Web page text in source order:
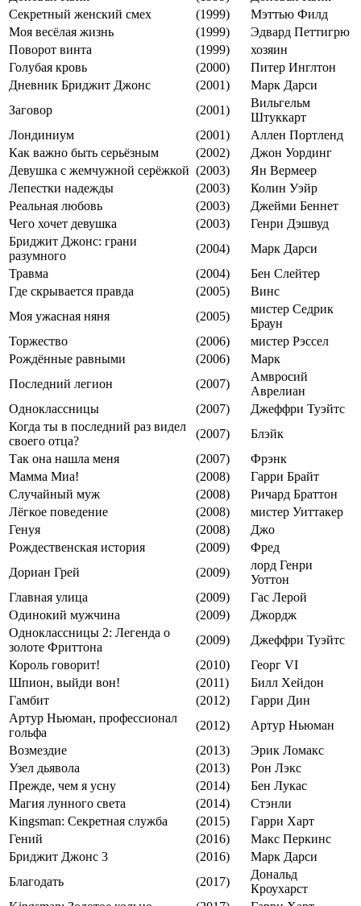
Секретный женский смех
(1999)
Мэттью Филд
Моя весёлая жизнь
(1999)
Эдвард Петтигрю
Поворот винта
(1999)
хозяин
Голубая кровь
(2000)
Питер Инглтон
Дневник Бриджит Джонс
(2001)
Марк Дарси
Заговор
(2001)
Вильгельм
Штуккарт
Лондиниум
(2001)
Аллен Портленд
Как важно быть серьёзным
(2002)
Джон Уординг
Девушка с жемчужной серёжкой (2003)
Ян Вермеер
Лепестки надежды
(2003)
Колин Уэйр
Реальная любовь
(2003)
Джейми Беннет
Чего хочет девушка
(2003)
Генри Дэшвуд
Бриджит Джонс: грани
разумного
(2004)
Марк Дарси
Травма
(2004)
Бен Слейтер
Где скрывается правда
(2005)
Винс
Моя ужасная няня
(2005)
мистер Седрик
Браун
Торжество
(2006)
мистер Рэссел
Рождённые равными
(2006)
Марк
Последний легион
(2007)
Амвросий
Аврелиан
Одноклассницы
(2007)
Джеффри Туэйтс
Когда ты в последний раз видел
своего отца?
(2007)
Блэйк
Так она нашла меня
(2007)
Фрэнк
Мамма Миа!
(2008)
Гарри Брайт
Случайный муж
(2008)
Ричард Браттон
Лёгкое поведение
(2008)
мистер Уиттакер
Генуя
(2008)
Джо
Рождественская история
(2009)
Фред
Дориан Грей
(2009)
лорд Генри
Уоттон
Главная улица
(2009)
Гас Лерой
Одинокий мужчина
(2009)
Джордж
Одноклассницы 2: Легенда о
золоте Фриттона
(2009)
Джеффри Туэйтс
Король говорит!
(2010)
Георг VI
Шпион, выйди вон!
(2011)
Билл Хейдон
Гамбит
(2012)
Гарри Дин
Артур Ньюман, профессионал
гольфа
(2012)
Артур Ньюман
Возмездие
(2013)
Эрик Ломакс
Узел дьявола
(2013)
Рон Лэкс
Прежде, чем я усну
(2014)
Бен Лукас
Магия лунного света
(2014)
Стэнли
Kingsman: Секретная служба
(2015)
Гарри Харт
Гений
(2016)
Макс Перкинс
Бриджит Джонс 3
(2016)
Марк Дарси
Благодать
(2017)
Дональд
Кроухарст